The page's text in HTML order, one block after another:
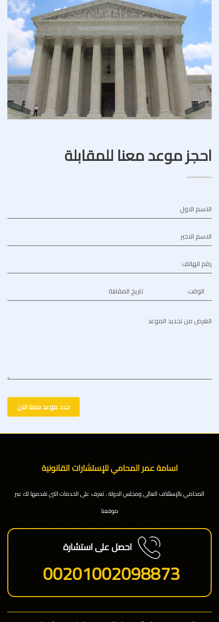
احجز موعد معنا للمقابلة
الاسم الاول
الاسم الاخير
رقم الهاتف
تاريخ المقابلة الوقت
الغرض من تحديد الموعد
حدد موعد معنا الان
اسامة عمر المحامي للإستشارات القانونية
المحامي بالإستئناف العالى ومجلس الدولة , تعرف على الخدمات التى نقدمها لك عبر
موقعنا
احصل على استشارة
00201002098873